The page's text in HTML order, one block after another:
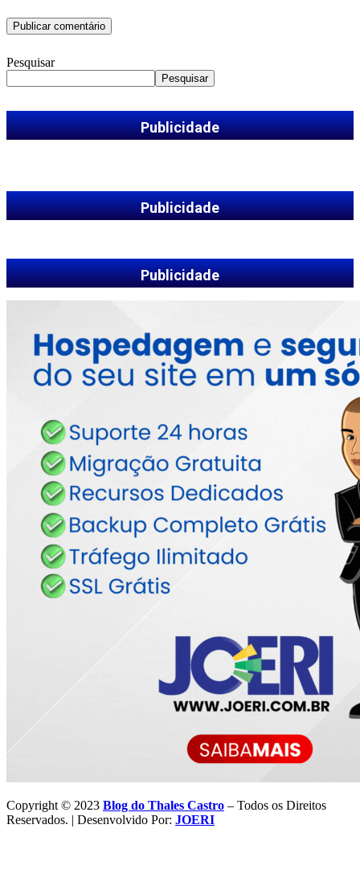
Pesquisar
Pesquisar
Publicidade
Publicidade
Publicidade
Copyright © 2023 Blog do Thales Castro – Todos os Direitos
Reservados. | Desenvolvido Por: JOERI